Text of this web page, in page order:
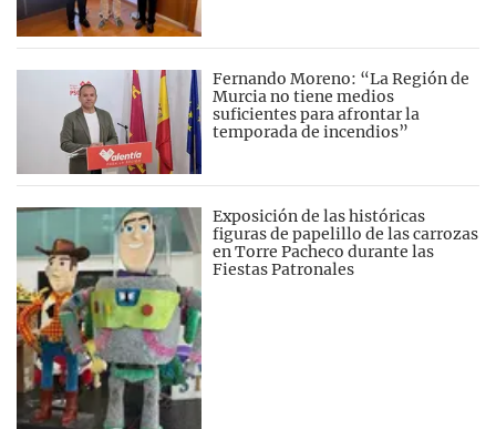
Fernando Moreno: “La Región de
Murcia no tiene medios
suficientes para afrontar la
temporada de incendios”
Exposición de las históricas
figuras de papelillo de las carrozas
en Torre Pacheco durante las
Fiestas Patronales